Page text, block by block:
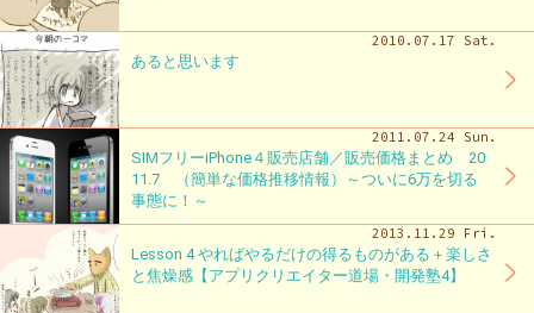
2010.07.17 Sat.
あると思います
2011.07.24 Sun.
SIMフリーiPhone４販売店舗／販売価格まとめ 20
11.7 （簡単な価格推移情報）～ついに6万を切る
事態に！～
2013.11.29 Fri.
Lesson 4 やればやるだけの得るものがある＋楽しさ
と焦燥感【アプリクリエイター道場・開発塾4】